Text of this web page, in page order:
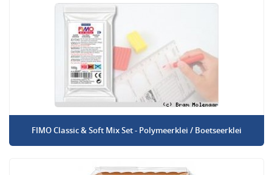
FIMO Classic & Soft Mix Set - Polymeerklei / Boetseerklei